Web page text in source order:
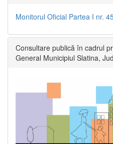
Monitorul Oficial Partea I nr.
Consultare publică în cadrul
General Municipiul Slatina,